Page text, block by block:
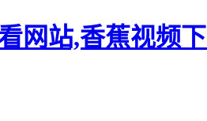
网站,香蕉视频